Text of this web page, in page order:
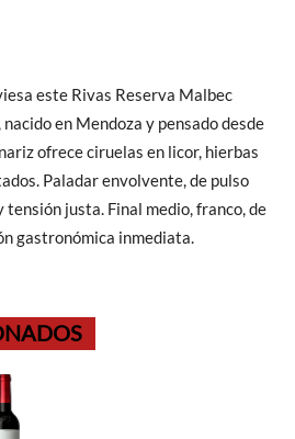
este Rivas Reserva Malbec
en Mendoza y pensado desde
ofrece ciruelas en licor, hierbas
Paladar envolvente, de pulso
tensión justa. Final medio, franco, de
gastronómica inmediata.